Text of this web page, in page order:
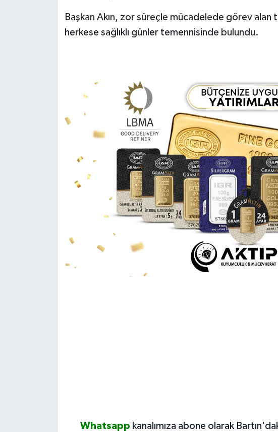
Başkan Akın, zor süreçle mücadelede görev alan
herkese sağlıklı günler temennisinde bulundu.
Whatsapp kanalımıza abone olarak